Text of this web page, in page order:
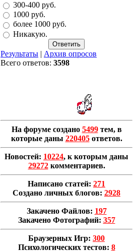
300-400 руб.
1000 руб.
более 1000 руб.
Никакую.
Результаты | Архив опросов
Всего ответов: 3598
На форуме создано 5499тем, в
которые даны 220405ответов.
Новостей: 10224, к которым даны
29272комментариев.
Написано статей: 271
Создано личных блогов: 2928
Закачено Файлов: 197
Закачено Фотографий: 357
Браузерных Игр: 300
Психологических тестов: 8